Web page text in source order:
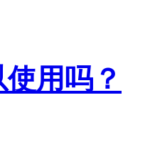
用吗？